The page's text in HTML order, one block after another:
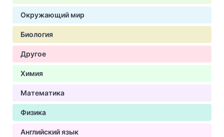
Окружающий мир
Биология
Другое
Химия
Математика
Физика
Английский язык